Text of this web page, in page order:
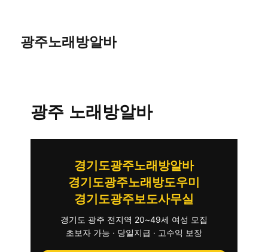
광주노래방알바
광주 노래방알바
경기도광주노래방알바
경기도광주노래방도우미
경기도광주보도사무실
경기도 광주 전지역 20~49세 여성 모집
초보자 가능 · 당일지급 · 고수익 보장